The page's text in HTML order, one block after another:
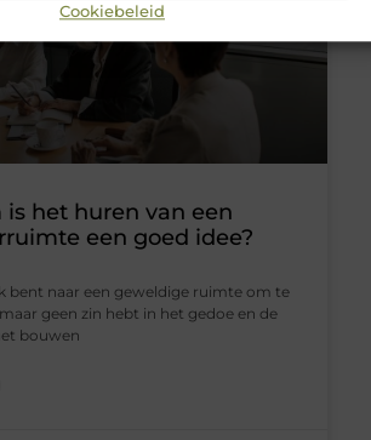
Cookiebeleid
is het huren van een
een goed idee?
bent naar een geweldige ruimte om te
geen zin hebt in het gedoe en de
bouwen